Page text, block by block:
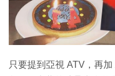
只要提到亞視 ATV，再